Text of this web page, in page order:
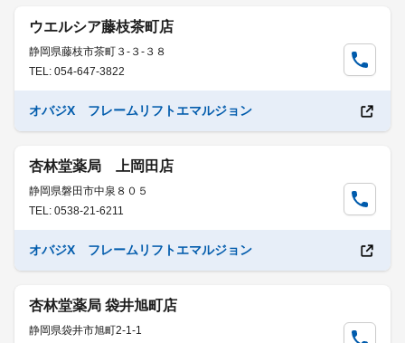
ウエルシア藤枝茶町店
静岡県藤枝市茶町３-３-３８
TEL: 054-647-3822
オバジX フレームリフトエマルジョン
杏林堂薬局 上岡田店
静岡県磐田市中泉８０５
TEL: 0538-21-6211
オバジX フレームリフトエマルジョン
杏林堂薬局 袋井旭町店
静岡県袋井市旭町2-1-1